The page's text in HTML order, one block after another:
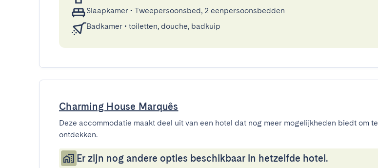
Slaapkamer • Tweepersoonsbed, 2 eenpersoonsbedden
Badkamer • toiletten, douche, badkuip
Charming House Marquês
Deze accommodatie maakt deel uit van een hotel dat nog meer mogelijkheden biedt om te
ontdekken.
Er zijn nog andere opties beschikbaar in hetzelfde hotel.